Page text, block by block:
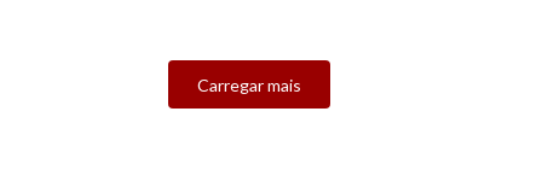
Carregar mais